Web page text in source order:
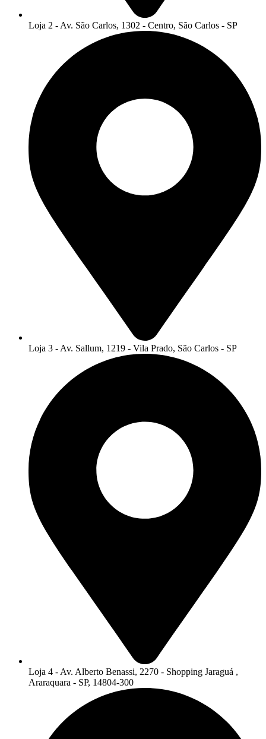
Loja 2 - Av. São Carlos, 1302 - Centro, São Carlos - SP
Loja 3 - Av. Sallum, 1219 - Vila Prado, São Carlos - SP
Loja 4 - Av. Alberto Benassi, 2270 - Shopping Jaraguá ,
Araraquara - SP, 14804-300